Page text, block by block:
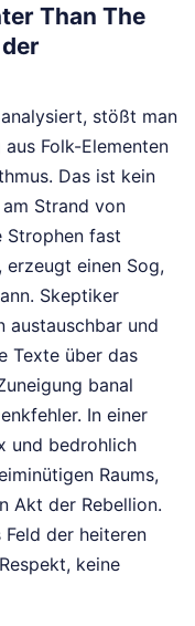
Than The
stößt man
Folk-Elementen
Das ist kein
Strand von
Strophen fast
erzeugt einen Sog,
Skeptiker
austauschbar und
Texte über das
banal
In einer
und bedrohlich
Raums,
Akt der Rebellion.
der heiteren
keine